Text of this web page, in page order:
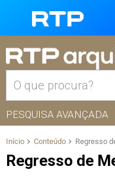
PESQUISA AVANÇADA
Início Conteúdo Regresso
Regresso de